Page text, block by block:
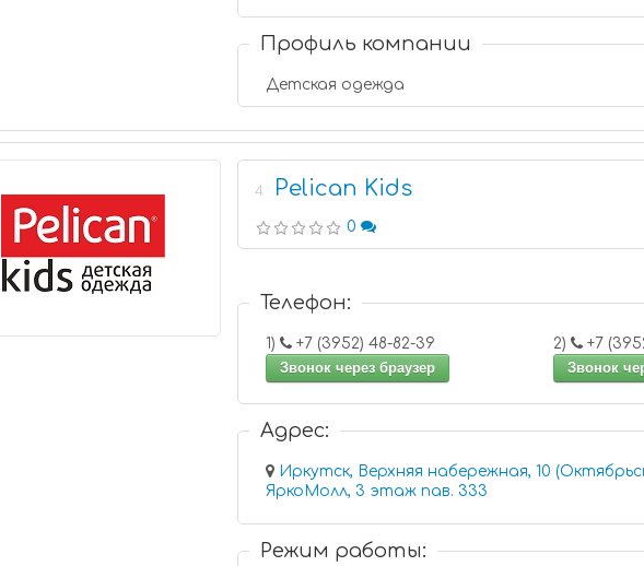
Профиль компании
Детская одежда
4 Pelican Kids
0
Телефон:
1)
+7 (3952) 48-82-39
Звонок через браузер
2)
Звонок
Адрес:
Иркутск, Верхняя набережная, 10
ЯркоМолл, 3 этаж пав. 333
Режим работы: